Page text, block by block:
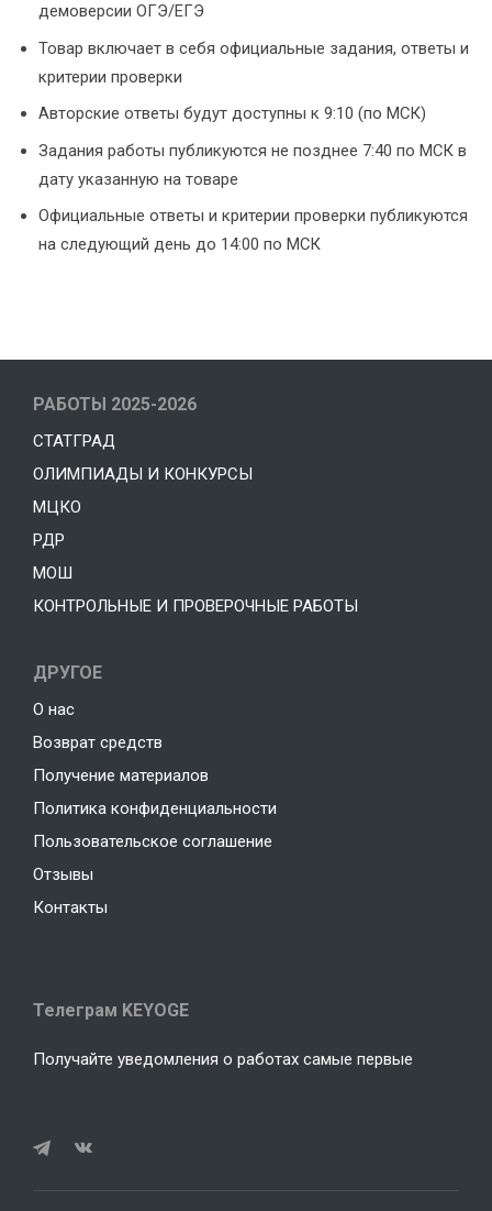
демоверсии ОГЭ/ЕГЭ
Товар включает в себя официальные задания, ответы и
критерии проверки
Авторские ответы будут доступны к 9:10 (по МСК)
Задания работы публикуются не позднее 7:40 по МСК в
дату указанную на товаре
Официальные ответы и критерии проверки публикуются
на следующий день до 14:00 по МСК
РАБОТЫ 2025-2026
СТАТГРАД
ОЛИМПИАДЫ И КОНКУРСЫ
МЦКО
РДР
МОШ
КОНТРОЛЬНЫЕ И ПРОВЕРОЧНЫЕ РАБОТЫ
ДРУГОЕ
О нас
Возврат средств
Получение материалов
Политика конфиденциальности
Пользовательское соглашение
Отзывы
Контакты
Телеграм KEYOGE
Получайте уведомления о работах самые первые